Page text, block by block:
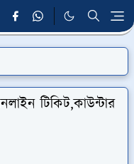
টিকিট,কাউন্টার